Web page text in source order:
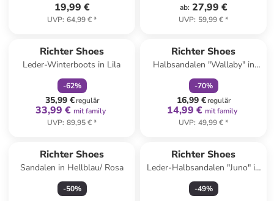
19,99 €
UVP: 64,99 €*
ab: 27,99 €
UVP: 59,99 €*
Richter Shoes
Leder-Winterboots in Lila
-62%
35,99 €regulär
33,99 € mit family
UVP: 89,95 €*
Richter Shoes
Halbsandalen "Wallaby" in
Grau/ Grün
-70%
16,99 €regulär
14,99 € mit family
UVP: 49,99 €*
Richter Shoes
Sandalen in Hellblau/ Rosa
-50%
Richter Shoes
Leder-Halbsandalen "Juno" in
Pink
-49%